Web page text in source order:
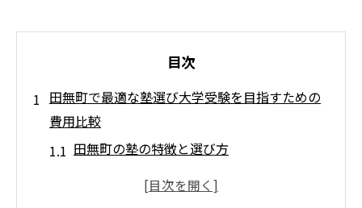
目次
田無町で最適な塾選び大学受験を目指すための
費用比較
田無町の塾の特徴と選び方
学費における異なる料金体系の理解